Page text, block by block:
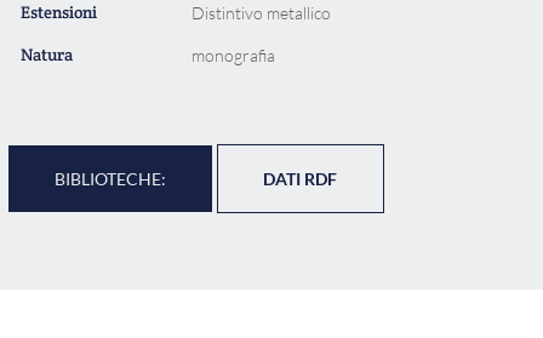
Estensioni Distintivo metallico
Natura monografia
BIBLIOTECHE: DATI RDF